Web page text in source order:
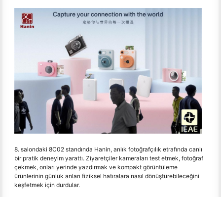
8. salondaki 8C02 standında Hanin, anlık fotoğrafçılık etrafında canlı
bir pratik deneyim yarattı. Ziyaretçiler kameraları test etmek, fotoğraf
çekmek, onları yerinde yazdırmak ve kompakt görüntüleme
ürünlerinin günlük anları fiziksel hatıralara nasıl dönüştürebileceğini
keşfetmek için durdular.